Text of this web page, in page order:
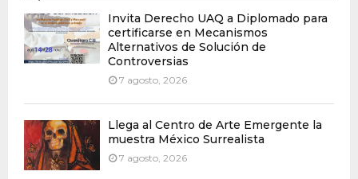
Invita Derecho UAQ a Diplomado para
certificarse en Mecanismos
Alternativos de Solución de
Controversias
7 agosto, 2026
Llega al Centro de Arte Emergente la
muestra México Surrealista
7 agosto, 2026